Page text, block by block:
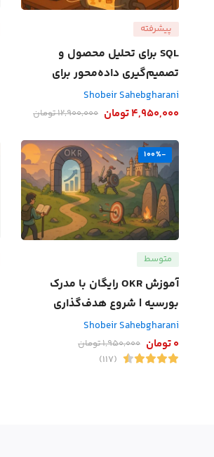
پیشرفته
SQL برای تحلیل محصول و
تصمیم‌گیری داده‌محور برای
طراحان و مدیران محصول
Shobeir Sahebgharani
4,950,000تومان 12,900,000تومان
-100%
متوسط
آموزش OKR رایگان با مدرک
بورسیه | شروع هدف‌گذاری
نتیجه‌محور
Shobeir Sahebgharani
0تومان 1,950,000تومان
(117)